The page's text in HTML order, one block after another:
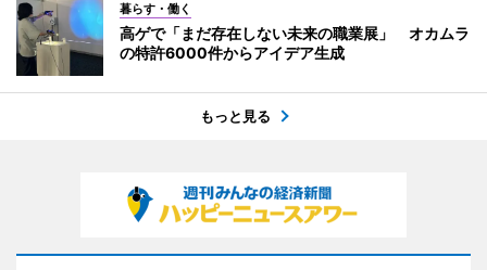
暮らす・働く
高ゲで「まだ存在しない未来の職業展」 オカムラ
の特許6000件からアイデア生成
もっと見る